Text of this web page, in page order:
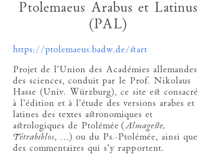
Ptolemaeus Arabus et Latinus
(PAL)
https://ptolemaeus.badw.de/start
Projet de l’Union des Académies allemandes
des sciences, conduit par le Prof. Nikolaus
Hasse (Univ. Würzburg), ce site est consacré
à l’édition et à l’étude des versions arabes et
latines des textes astronomiques et
astrologiques de Ptolémée (Almageste,
Tétrabiblos, …) ou du Ps.-Ptolémée, ainsi que
des commentaires qui s’y rapportent.